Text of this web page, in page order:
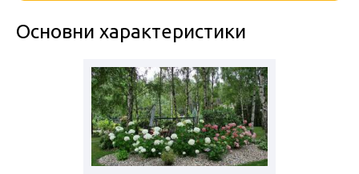
Основни характеристики